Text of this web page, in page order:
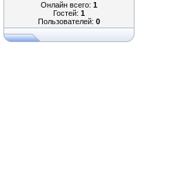
Онлайн всего: 1
Гостей: 1
Пользователей: 0